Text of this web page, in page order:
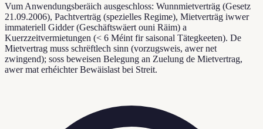
Vum Anwendungsberäich ausgeschloss: Wunnmietverträg (Gesetz
21.09.2006), Pachtverträg (spezielles Regime), Mietverträg iwwer
immateriell Gidder (Geschäftswäert ouni Räim) a
Kuerzzeitvermietungen (< 6 Méint fir saisonal Tätegkeeten). De
Mietvertrag muss schrëftlech sinn (vorzugsweis, awer net
zwingend); soss beweisen Belegung an Zuelung de Mietvertrag,
awer mat erhéichter Bewäislast bei Streit.